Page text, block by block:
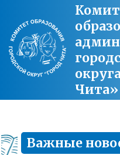
Чита»
Важные